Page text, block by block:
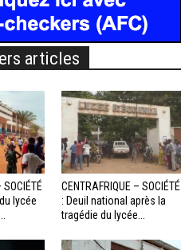
articles
SOCIÉTÉ
lycée
CENTRAFRIQUE – SOCIÉTÉ
: Deuil national après la
tragédie du lycée...